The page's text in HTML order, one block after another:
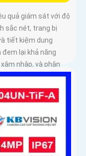
quả giám sát với độ
sắc nét, trang bị
tiết kiệm dung
lại khả năng
nhập, và phân
hiệu quả